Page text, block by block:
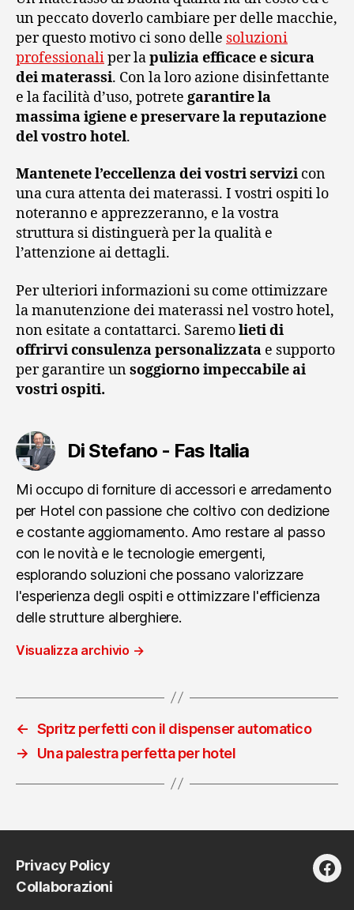
un peccato doverlo cambiare per delle macchie,
per questo motivo ci sono delle soluzioni
professionaliper lapulizia efficace e sicura
dei materassi. Con la loro azione disinfettante
e la facilità d’uso, potrete garantire la
massima igiene e preservare la reputazione
del vostro hotel.
Mantenete l’eccellenza dei vostri servizi con
una cura attenta dei materassi. I vostri ospiti lo
noteranno e apprezzeranno, e la vostra
struttura si distinguerà per la qualità e
l’attenzione ai dettagli.
Per ulteriori informazioni su come ottimizzare
la manutenzione dei materassi nel vostro hotel,
non esitate a contattarci. Saremolieti di
offrirvi consulenza personalizzata e supporto
per garantire unsoggiorno impeccabile ai
vostri ospiti.
Di Stefano - Fas Italia
Mi occupo di forniture di accessori e arredamento
per Hotel con passione che coltivo con dedizione
e costante aggiornamento. Amo restare al passo
con le novità e le tecnologie emergenti,
esplorando soluzioni che possano valorizzare
l'esperienza degli ospiti e ottimizzare l'efficienza
delle strutture alberghiere.
Visualizza archivio →
← Spritz perfetti con il dispenser automatico
→
Una palestra perfetta per hotel
Privacy Policy
Collaborazioni